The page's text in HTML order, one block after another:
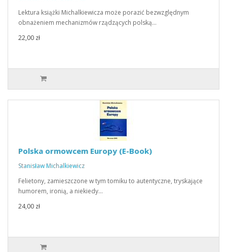
Lektura książki Michalkiewicza może porazić bezwzględnym
obnażeniem mechanizmów rządzących polską…
22,00 zł
Polska ormowcem Europy (E-Book)
Stanisław Michalkiewicz
Felietony, zamieszczone w tym tomiku to autentyczne, tryskające
humorem, ironią, a niekiedy…
24,00 zł